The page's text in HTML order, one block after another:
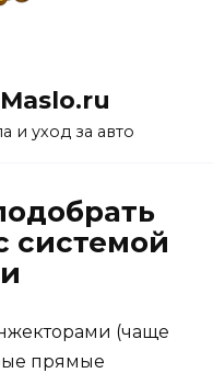
и уход за авто
системой
(чаще
прямые